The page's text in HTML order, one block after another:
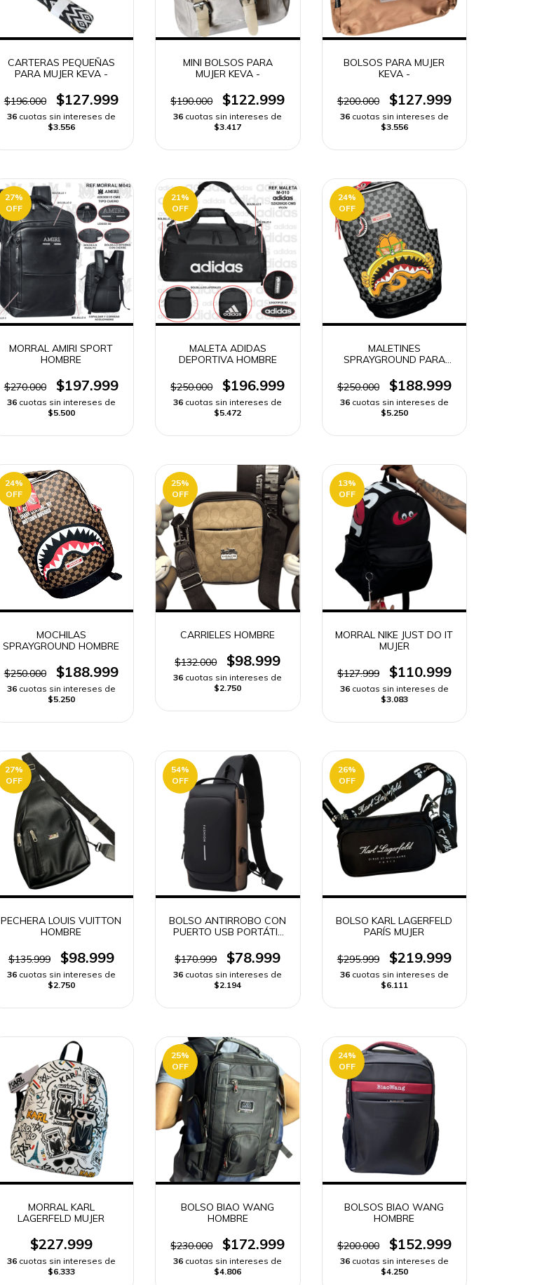
CARTERAS PEQUEÑAS
PARA MUJER KEVA -
$196.000 $127.999
36 cuotas sin intereses de
$3.556
MINI BOLSOS PARA
MUJER KEVA -
$190.000 $122.999
36 cuotas sin intereses de
$3.417
BOLSOS PARA MUJER
KEVA -
$200.000 $127.999
36 cuotas sin intereses de
$3.556
27%
OFF
MORRAL AMIRI SPORT
HOMBRE
$270.000 $197.999
36 cuotas sin intereses de
$5.500
21%
OFF
MALETA ADIDAS
DEPORTIVA HOMBRE
$250.000 $196.999
36 cuotas sin intereses de
$5.472
24%
OFF
MALETINES
SPRAYGROUND PARA
$250.000
$188.999
36 cuotas sin intereses de
$5.250
24%
OFF
MOCHILAS
SPRAYGROUND HOMBRE
$250.000 $188.999
36 cuotas sin intereses de
$5.250
25%
OFF
CARRIELES HOMBRE
$132.000 $98.999
36 cuotas sin intereses de
$2.750
13%
OFF
MORRAL NIKE JUST DO IT
MUJER
$127.999 $110.999
36 cuotas sin intereses de
$3.083
27%
OFF
PECHERA LOUIS VUITTON
HOMBRE
$135.999 $98.999
36 cuotas sin intereses de
$2.750
54%
OFF
BOLSO ANTIRROBO CON
PUERTO USB PORTÁTIL
$170.999
$78.999
36 cuotas sin intereses de
$2.194
26%
OFF
BOLSO KARL LAGERFELD
PARÍS MUJER
$295.999 $219.999
36 cuotas sin intereses de
$6.111
MORRAL KARL
LAGERFELD MUJER
$227.999
36 cuotas sin intereses de
$6.333
25%
OFF
BOLSO BIAO WANG
HOMBRE
$230.000 $172.999
36 cuotas sin intereses de
$4.806
24%
OFF
BOLSOS BIAO WANG
HOMBRE
$200.000 $152.999
36 cuotas sin intereses de
$4.250